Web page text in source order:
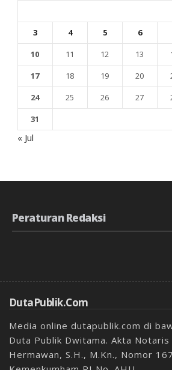
3
4 5 6
10
11 12 13
17
18 19 20
24
25 26 27
31
« Jul
Peraturan Redaksi
DutaPublik.com
Media online dutapublik.com di
Duta Publik Dwitama. Akta Notaris
Hermawan, S.H., M.Kn., Nomor